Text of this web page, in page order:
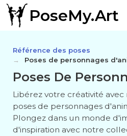
PoseMy.Art
Référence des poses
Poses de personnages
Poses De
Libérez votre créativité
poses de personnages
Plongez dans un monde
d'inspiration avec notre